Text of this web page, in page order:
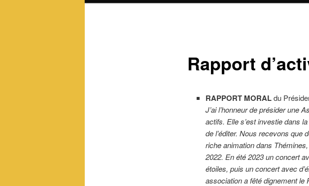
Rapport
RAPPORT MORALdu
J’ai l’honneur de présider une
actifs. Elle s’est investie dans
de l’éditer. Nous recevons que
riche animation dans
2022. En été 2023 un concert
étoiles, puis un concert avec
association a fêté dignement le